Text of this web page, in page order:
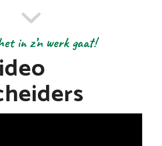
in z’n werk gaat!